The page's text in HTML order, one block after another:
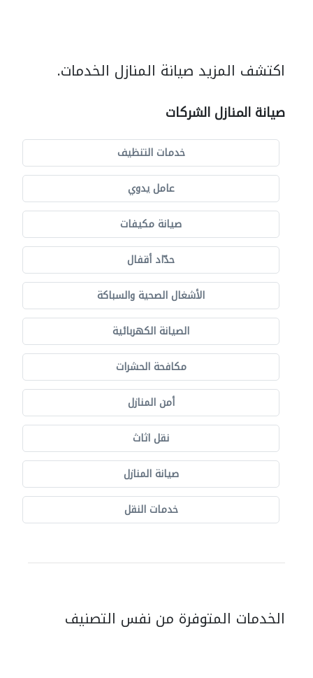
اكتشف المزيد صيانة المنازل الخدمات.
صيانة المنازل الشركات
خدمات التنظيف
عامل يدوي
صيانة مكيفات
حدّاد أقفال
الأشغال الصحية والسباكة
الصيانة الكهربائية
مكافحة الحشرات
أمن المنازل
نقل اثاث
صيانة المنازل
خدمات النقل
الخدمات المتوفرة من نفس التصنيف